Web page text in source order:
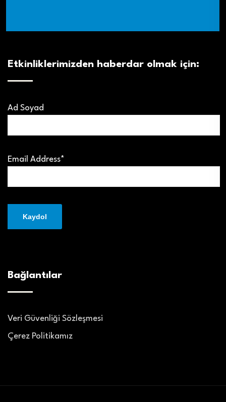
Etkinliklerimizden haberdar olmak için:
Ad Soyad
Email Address*
Bağlantılar
Veri Güvenliği Sözleşmesi
Çerez Politikamız